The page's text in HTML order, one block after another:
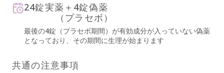
24錠実薬＋4錠偽薬
（プラセボ）
最後の4錠（プラセボ期間）が有効成分が入っていない偽薬
となっており、その期間に生理が始まります
共通の注意事項